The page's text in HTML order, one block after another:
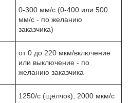
0-300 мм/с (0-400 или 500
мм/с - по желанию
заказчика)
от 0 до 220 мкм/включение
или выключение - по
желанию заказчика
1250/с (щелчок), 2000 мкм/с